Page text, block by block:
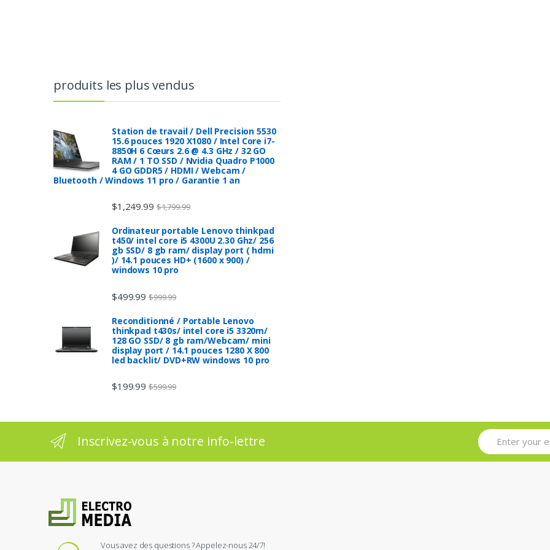
produits les plus vendus
Station de travail / Dell Precision 5530
15.6 pouces 1920 X1080 / Intel Core i7-
8850H 6 Cœurs 2.6 @ 4.3 GHz / 32 GO
RAM / 1 TO SSD / Nvidia Quadro P1000
4 GO GDDR5 / HDMI / Webcam /
Bluetooth / Windows 11 pro / Garantie 1 an
$1,249.99 $1,799.99
Ordinateur portable Lenovo thinkpad
t450/ intel core i5 4300U 2.30 Ghz/ 256
gb SSD/ 8 gb ram/ display port ( hdmi
)/ 14.1 pouces HD+ (1600 x 900) /
windows 10 pro
$499.99 $999.99
Reconditionné / Portable Lenovo
thinkpad t430s/ intel core i5 3320m/
128 GO SSD/ 8 gb ram/Webcam/ mini
display port / 14.1 pouces 1280 X 800
led backlit/ DVD+RW windows 10 pro
$199.99 $599.99
Inscrivez-vous à notre info-lettre
Vous avez des questions ? Appelez-nous 24/7!